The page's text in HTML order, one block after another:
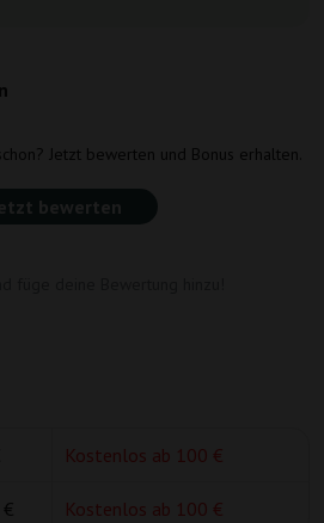
Jetzt bewerten und Bonus erhalten.
bewerten
Kostenlos ab 100 €
Kostenlos ab 100 €